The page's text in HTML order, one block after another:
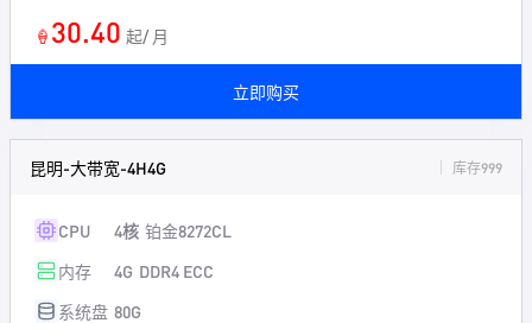
🍦 30.40 起/ 月
立即购买
昆明-大带宽-4H4G 库存999
CPU 4核 铂金8272CL
内存
4G DDR4 ECC
系统盘 80G